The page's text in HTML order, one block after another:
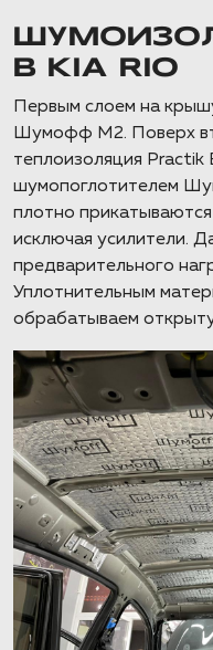
В KIA RIO
Первым слоем на
Шумофф М2. Поверх
теплоизоляция Practik
шумопоглотителем
плотно
исключая усилители.
предварительного
Уплотнительным
обрабатываем